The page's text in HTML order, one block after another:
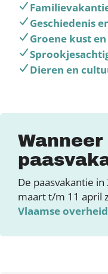
Geschiedenis
Groene kust
Dieren en
De paasvakantie
maart t/m 11 april
Vlaamse overheid